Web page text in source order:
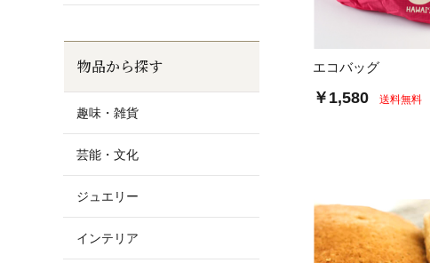
エコバッグ
￥1,580 送料無料
物品から探す
趣味・雑貨
芸能・文化
ジュエリー
インテリア